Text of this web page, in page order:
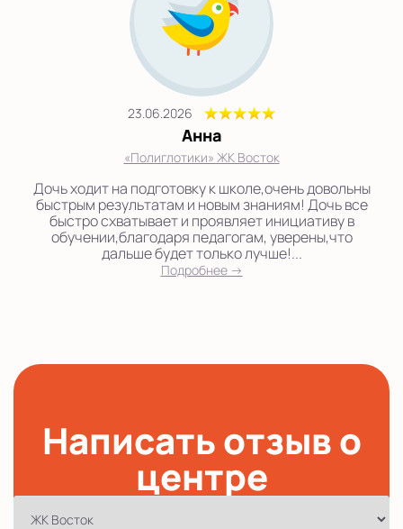
23.06.2026
Анна
«Полиглотики» ЖК Восток
Дочь ходит на подготовку к школе,очень довольны
быстрым результатам и новым знаниям! Дочь все
быстро схватывает и проявляет инициативу в
обучении,благодаря педагогам, уверены,что
дальше будет только лучше!...
Подробнее →
Написать отзыв о
центре